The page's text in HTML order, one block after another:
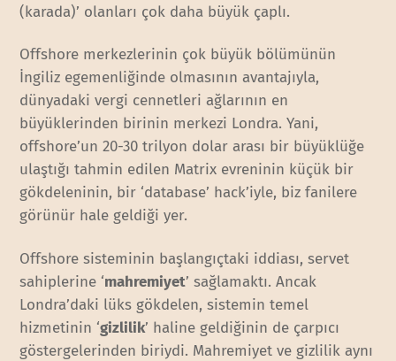
(karada)’ olanları çok daha büyük çaplı.
Offshore merkezlerinin çok büyük bölümünün
İngiliz egemenliğinde olmasının avantajıyla,
dünyadaki vergi cennetleri ağlarının en
büyüklerinden birinin merkezi Londra. Yani,
offshore’un 20-30 trilyon dolar arası bir büyüklüğe
ulaştığı tahmin edilen Matrix evreninin küçük bir
gökdeleninin, bir ‘database’ hack’iyle, biz fanilere
görünür hale geldiği yer.
Offshore sisteminin başlangıçtaki iddiası, servet
sahiplerine ‘mahremiyet’ sağlamaktı. Ancak
Londra’daki lüks gökdelen, sistemin temel
hizmetinin ‘gizlilik’ haline geldiğinin de çarpıcı
göstergelerinden biriydi. Mahremiyet ve gizlilik aynı